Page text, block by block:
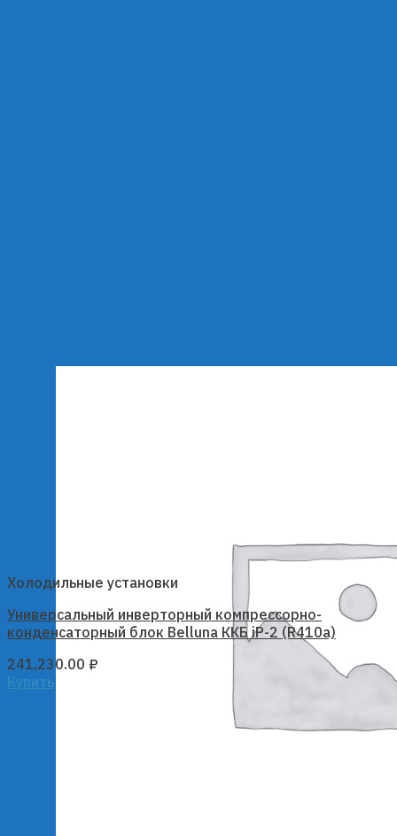
Холодильные установки
Универсальный инверторный компрессорно-
конденсаторный блок Belluna ККБ iP-2 (R410a)
241,230.00 ₽
Купить